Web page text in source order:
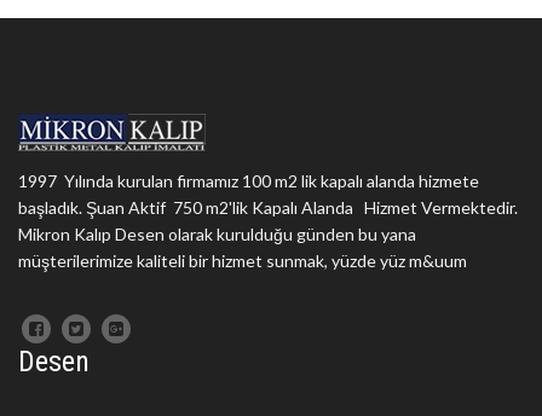
1997 Yılında kurulan firmamız 100 m2 lik kapalı alanda hizmete
başladık. Şuan Aktif 750 m2'lik Kapalı Alanda Hizmet Vermektedir.
Mikron Kalıp Desen olarak kurulduğu günden bu yana
müşterilerimize kaliteli bir hizmet sunmak, yüzde yüz m&uum
Desen